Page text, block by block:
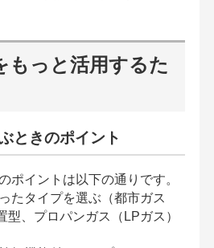
もっと活用するた
ときのポイント
ポイントは以下の通りです。
たタイプを選ぶ（都市ガス
型、プロパンガス（LPガス）